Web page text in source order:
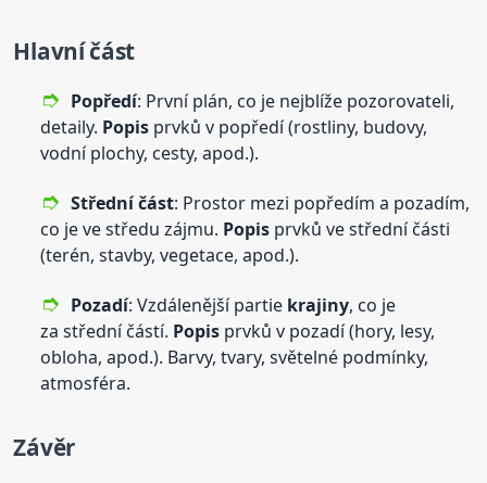
Hlavní část
Popředí: První plán, co je nejblíže pozorovateli,
detaily. Popis prvků v popředí (rostliny, budovy,
vodní plochy, cesty, apod.).
Střední část: Prostor mezi popředím a pozadím,
co je ve středu zájmu. Popis prvků ve střední části
(terén, stavby, vegetace, apod.).
Pozadí: Vzdálenější partie krajiny, co je
za střední částí. Popis prvků v pozadí (hory, lesy,
obloha, apod.). Barvy, tvary, světelné podmínky,
atmosféra.
Závěr